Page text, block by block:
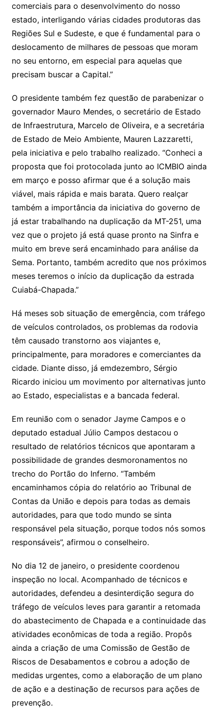
comerciais para o desenvolvimento do nosso
estado, interligando várias cidades produtoras das
Regiões Sul e Sudeste, e que é fundamental para o
deslocamento de milhares de pessoas que moram
no seu entorno, em especial para aquelas que
precisam buscar a Capital.”
O presidente também fez questão de parabenizar o
governador Mauro Mendes, o secretário de Estado
de Infraestrutura, Marcelo de Oliveira, e a secretária
de Estado de Meio Ambiente, Mauren Lazzaretti,
pela iniciativa e pelo trabalho realizado. “Conheci a
proposta que foi protocolada junto ao ICMBIO ainda
em março e posso afirmar que é a solução mais
viável, mais rápida e mais barata. Quero realçar
também a importância da iniciativa do governo de
já estar trabalhando na duplicação da MT-251, uma
vez que o projeto já está quase pronto na Sinfra e
muito em breve será encaminhado para análise da
Sema. Portanto, também acredito que nos próximos
meses teremos o início da duplicação da estrada
Cuiabá-Chapada.”
Há meses sob situação de emergência, com tráfego
de veículos controlados, os problemas da rodovia
têm causado transtorno aos viajantes e,
principalmente, para moradores e comerciantes da
cidade. Diante disso, já emdezembro, Sérgio
Ricardo iniciou um movimento por alternativas junto
ao Estado, especialistas e a bancada federal.
Em reunião com o senador Jayme Campos e o
deputado estadual Júlio Campos destacou o
resultado de relatórios técnicos que apontaram a
possibilidade de grandes desmoronamentos no
trecho do Portão do Inferno. “Também
encaminhamos cópia do relatório ao Tribunal de
Contas da União e depois para todas as demais
autoridades, para que todo mundo se sinta
responsável pela situação, porque todos nós somos
responsáveis”, afirmou o conselheiro.
No dia 12 de janeiro, o presidente coordenou
inspeção no local. Acompanhado de técnicos e
autoridades, defendeu a desinterdição segura do
tráfego de veículos leves para garantir a retomada
do abastecimento de Chapada e a continuidade das
atividades econômicas de toda a região. Propôs
ainda a criação de uma Comissão de Gestão de
Riscos de Desabamentos e cobrou a adoção de
medidas urgentes, como a elaboração de um plano
de ação e a destinação de recursos para ações de
prevenção.